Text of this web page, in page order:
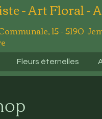
- Art Floral -
15 - 5190
Fleurs éternelles